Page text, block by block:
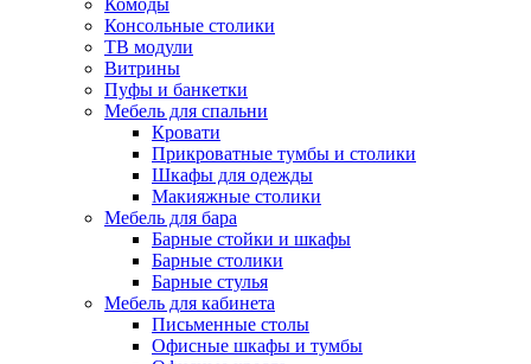
Комоды
Консольные столики
ТВ модули
Витрины
Пуфы и банкетки
Мебель для спальни
Кровати
Прикроватные тумбы и столики
Шкафы для одежды
Макияжные столики
Мебель для бара
Барные стойки и шкафы
Барные столики
Барные стулья
Мебель для кабинета
Письменные столы
Офисные шкафы и тумбы